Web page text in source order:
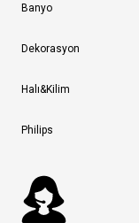
Banyo
Dekorasyon
Halı&Kilim
Philips